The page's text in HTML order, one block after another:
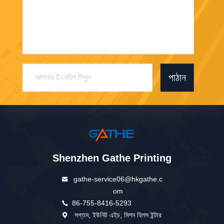
পাঠান
Shenzhen Gathe Printing
gathe-service06@hkgathe.c
om
86-755-8416-5293
সপ্তম, ইউনিট এইচ, মিশন হিলস ইন্টার